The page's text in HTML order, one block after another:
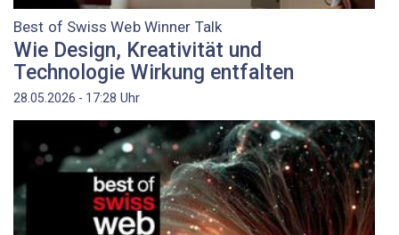
Best of Swiss Web Winner Talk
Wie Design, Kreativität und
Technologie Wirkung entfalten
28.05.2026 - 17:28 Uhr